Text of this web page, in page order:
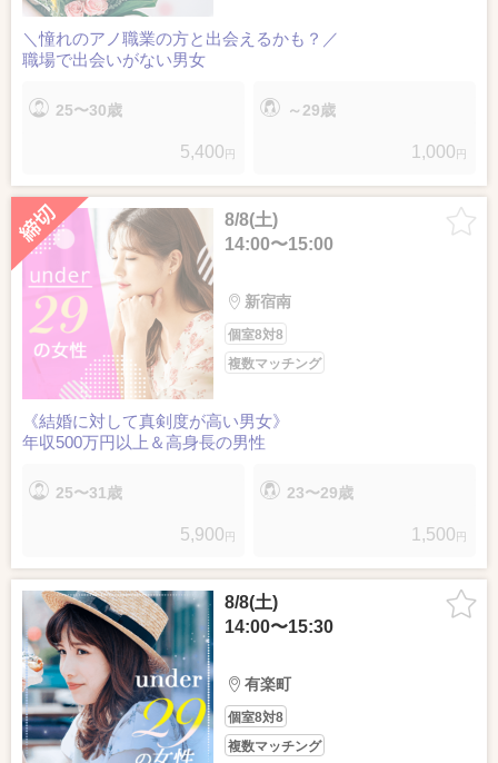
＼憧れのアノ職業の方と出会えるかも？／
職場で出会いがない男女
25〜30歳
5,400 円
～29歳
1,000 円
8/8(土)
14:00〜15:00
新宿南
個室8対8
複数マッチング
《結婚に対して真剣度が高い男女》
年収500万円以上＆高身長の男性
25〜31歳
5,900 円
23〜29歳
1,500 円
8/8(土)
14:00〜15:30
有楽町
個室8対8
複数マッチング